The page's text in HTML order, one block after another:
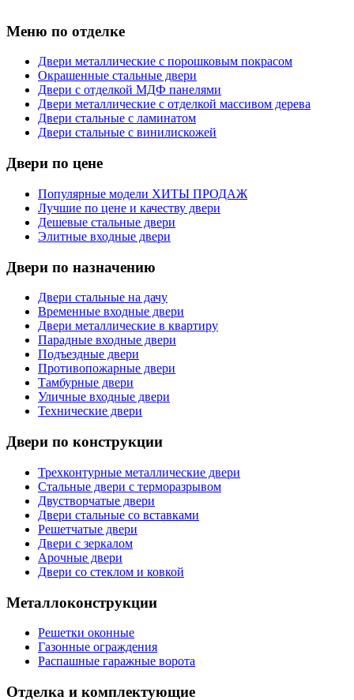
Меню по отделке
Двери металлические с порошковым покрасом
Окрашенные стальные двери
Двери с отделкой МДФ панелями
Двери металлические с отделкой массивом дерева
Двери стальные с ламинатом
Двери стальные с винилискожей
Двери по цене
Популярные модели ХИТЫ ПРОДАЖ
Лучшие по цене и качеству двери
Дешевые стальные двери
Элитные входные двери
Двери по назначению
Двери стальные на дачу
Временные входные двери
Двери металлические в квартиру
Парадные входные двери
Подъездные двери
Противопожарные двери
Тамбурные двери
Уличные входные двери
Технические двери
Двери по конструкции
Трехконтурные металлические двери
Стальные двери с терморазрывом
Двустворчатые двери
Двери стальные со вставками
Решетчатые двери
Двери с зеркалом
Арочные двери
Двери со стеклом и ковкой
Металлоконструкции
Решетки оконные
Газонные ограждения
Распашные гаражные ворота
Отделка и комплектующие